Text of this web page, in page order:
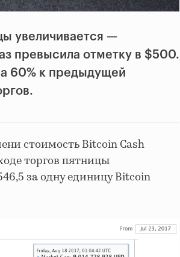
увеличивается —
превысила отметку в $500.
60% к предыдущей
стоимость Bitcoin Cash
торгов пятницы
за одну единицу Bitcoin